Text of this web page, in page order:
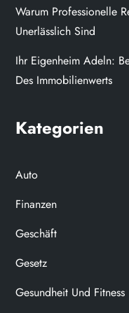
Warum Professionelle
Unerlässlich Sind
Ihr Eigenheim Adeln:
Des Immobilienwerts
Kategorien
Auto
Finanzen
Geschäft
Gesetz
Gesundheit Und Fitness